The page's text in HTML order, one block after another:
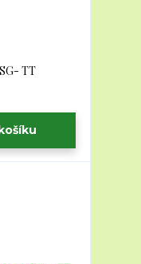
TT